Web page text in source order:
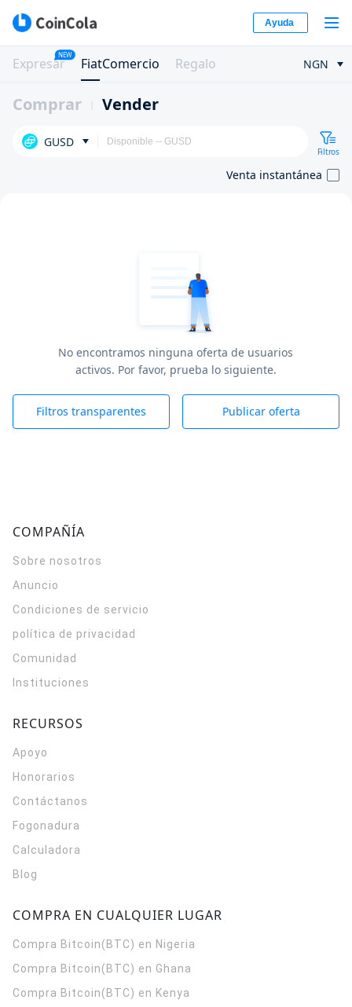
Ayuda
Expresar
NEW
FiatComercio Regalo NGN
Comprar Vender
GUSD
Filtros
Venta instantánea
No encontramos ninguna oferta de usuarios
activos. Por favor, prueba lo siguiente.
Filtros transparentes Publicar oferta
COMPAÑÍA
Sobre nosotros
Anuncio
Condiciones de servicio
política de privacidad
Comunidad
Instituciones
RECURSOS
Apoyo
Honorarios
Contáctanos
Fogonadura
Calculadora
Blog
COMPRA EN CUALQUIER LUGAR
Compra Bitcoin(BTC) en Nigeria
Compra Bitcoin(BTC) en Ghana
Compra Bitcoin(BTC) en Kenya